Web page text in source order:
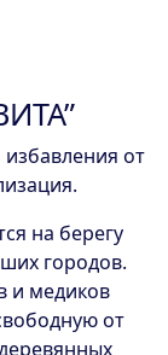
от
на берегу
городов.
и медиков
от